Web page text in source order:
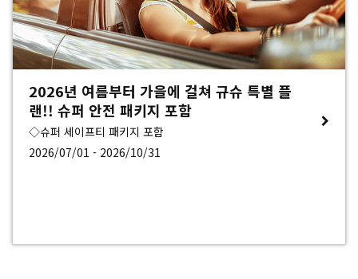
2026년 여름부터 가을에 걸쳐 규슈 특별 플
랜!! 슈퍼 안전 패키지 포함
◇슈퍼 세이프티 패키지 포함
2026/07/01 - 2026/10/31